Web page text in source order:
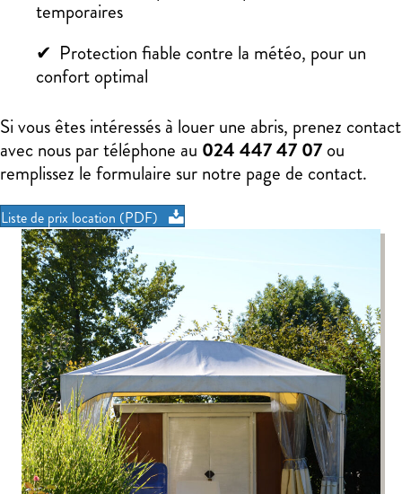
temporaires
Protection fiable contre la météo, pour un
confort optimal
Si vous êtes intéressés à louer une abris, prenez contact
avec nous par téléphone au 024 447 47 07 ou
remplissez le formulaire sur notre page de contact.
Liste de prix location (PDF)